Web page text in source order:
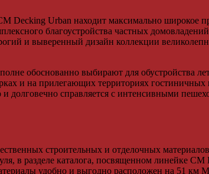
Decking Urban находит максимально широкое
благоустройства частных
и выверенный дизайн коллекции
обоснованно выбирают для обустройства
и на прилегающих территориях гостиничных
долговечно справляется с интенсивными
строительных и отделочных
в разделе каталога, посвященном линейке
удобно и выгодно расположен на 51